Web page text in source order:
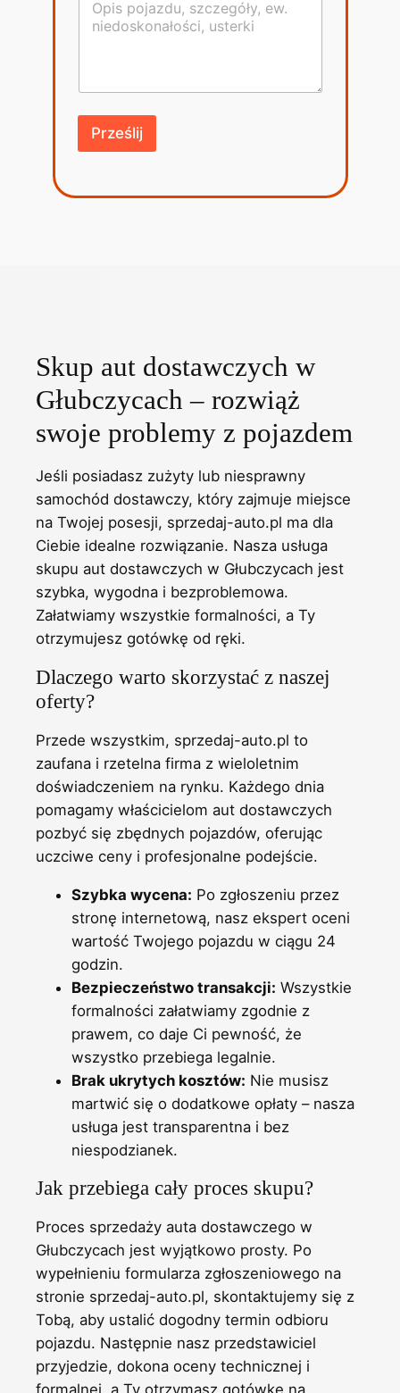
Prześlij
Skup aut dostawczych w
Głubczycach – rozwiąż
swoje problemy z pojazdem
Jeśli posiadasz zużyty lub niesprawny
samochód dostawczy, który zajmuje miejsce
na Twojej posesji, sprzedaj-auto.pl ma dla
Ciebie idealne rozwiązanie. Nasza usługa
skupu aut dostawczych w Głubczycach jest
szybka, wygodna i bezproblemowa.
Załatwiamy wszystkie formalności, a Ty
otrzymujesz gotówkę od ręki.
Dlaczego warto skorzystać z naszej
oferty?
Przede wszystkim, sprzedaj-auto.pl to
zaufana i rzetelna firma z wieloletnim
doświadczeniem na rynku. Każdego dnia
pomagamy właścicielom aut dostawczych
pozbyć się zbędnych pojazdów, oferując
uczciwe ceny i profesjonalne podejście.
Szybka wycena: Po zgłoszeniu przez
stronę internetową, nasz ekspert oceni
wartość Twojego pojazdu w ciągu 24
godzin.
Bezpieczeństwo transakcji: Wszystkie
formalności załatwiamy zgodnie z
prawem, co daje Ci pewność, że
wszystko przebiega legalnie.
Brak ukrytych kosztów: Nie musisz
martwić się o dodatkowe opłaty – nasza
usługa jest transparentna i bez
niespodzianek.
Jak przebiega cały proces skupu?
Proces sprzedaży auta dostawczego w
Głubczycach jest wyjątkowo prosty. Po
wypełnieniu formularza zgłoszeniowego na
stronie sprzedaj-auto.pl, skontaktujemy się z
Tobą, aby ustalić dogodny termin odbioru
pojazdu. Następnie nasz przedstawiciel
przyjedzie, dokona oceny technicznej i